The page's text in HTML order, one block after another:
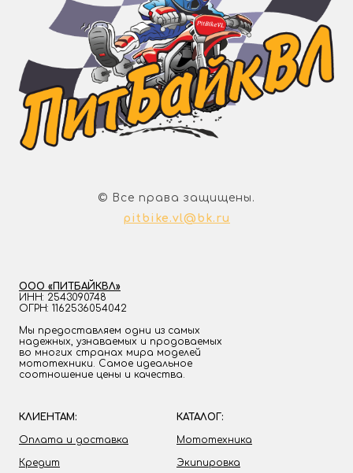
© Все права защищены.
pitbike.vl@bk.ru
ООО «ПИТБАЙКВЛ»
ИНН: 2543090748
ОГРН: 1162536054042
Мы предоставляем одни из самых
надежных, узнаваемых и продоваемых
во многих странах мира моделей
мототехники. Самое идеальное
соотношение цены и качества.
КЛИЕНТАМ:
Оплата и доставка
Кредит
КАТАЛОГ:
Мототехника
Экипировка